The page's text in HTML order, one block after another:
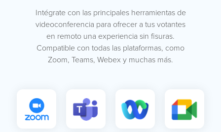
Intégrate con las principales herramientas de
videoconferencia para ofrecer a tus votantes
en remoto una experiencia sin fisuras.
Compatible con todas las plataformas, como
Zoom, Teams, Webex y muchas más.